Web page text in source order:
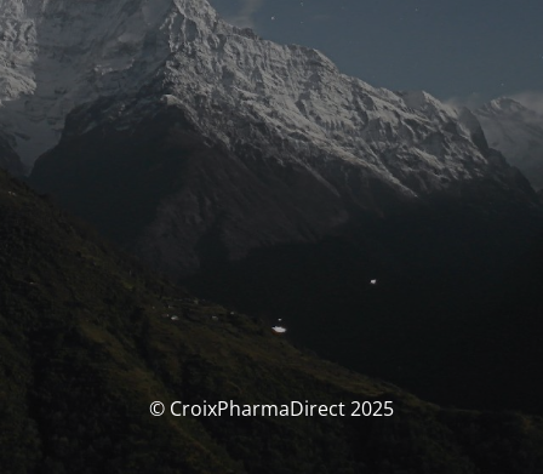
© CroixPharmaDirect 2025